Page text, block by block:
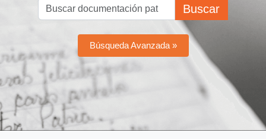
Buscar
Búsqueda Avanzada »